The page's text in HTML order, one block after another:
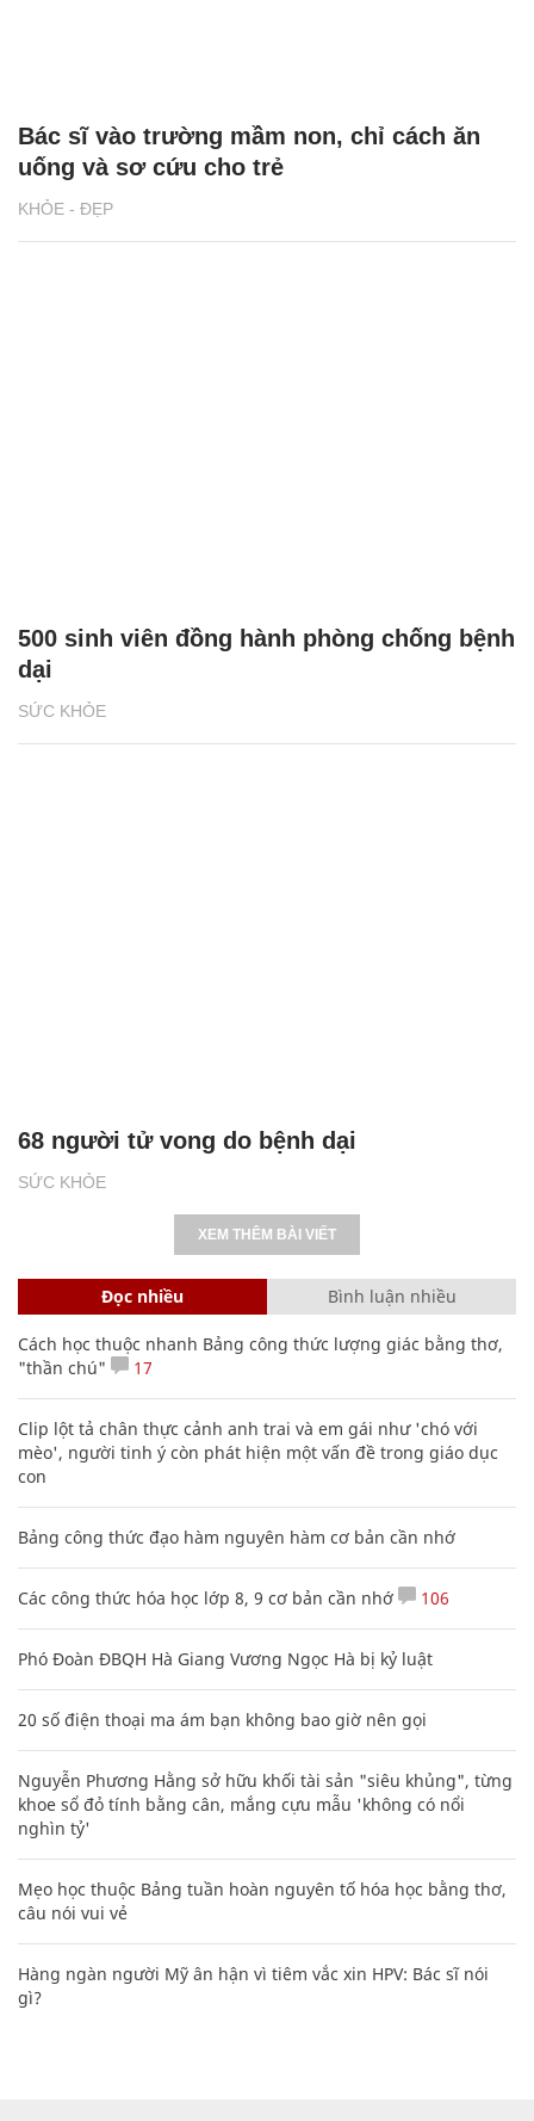
KHỎE - ĐẸP
Bác sĩ vào trường mầm non, chỉ cách ăn
uống và sơ cứu cho trẻ
SỨC KHỎE
500 sinh viên đồng hành phòng chống bệnh
dại
SỨC KHỎE
68 người tử vong do bệnh dại
XEM THÊM BÀI VIẾT
Đọc nhiều Bình luận nhiều
Cách học thuộc nhanh Bảng công thức lượng giác bằng thơ,
"thần chú"
17
Clip lột tả chân thực cảnh anh trai và em gái như 'chó với
mèo', người tinh ý còn phát hiện một vấn đề trong giáo dục
con
Bảng công thức đạo hàm nguyên hàm cơ bản cần nhớ
Các công thức hóa học lớp 8, 9 cơ bản cần nhớ 106
Phó Đoàn ĐBQH Hà Giang Vương Ngọc Hà bị kỷ luật
20 số điện thoại ma ám bạn không bao giờ nên gọi
Nguyễn Phương Hằng sở hữu khối tài sản "siêu khủng", từng
khoe sổ đỏ tính bằng cân, mắng cựu mẫu 'không có nổi
nghìn tỷ'
Mẹo học thuộc Bảng tuần hoàn nguyên tố hóa học bằng thơ,
câu nói vui vẻ
Hàng ngàn người Mỹ ân hận vì tiêm vắc xin HPV: Bác sĩ nói
gì?